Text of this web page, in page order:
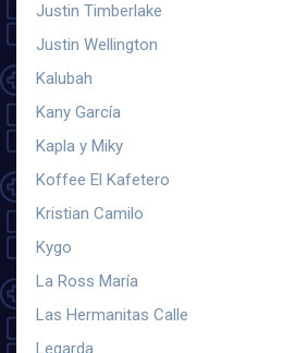
Justin Timberlake
Justin Wellington
Kalubah
Kany García
Kapla y Miky
Koffee El Kafetero
Kristian Camilo
Kygo
La Ross María
Las Hermanitas Calle
Legarda